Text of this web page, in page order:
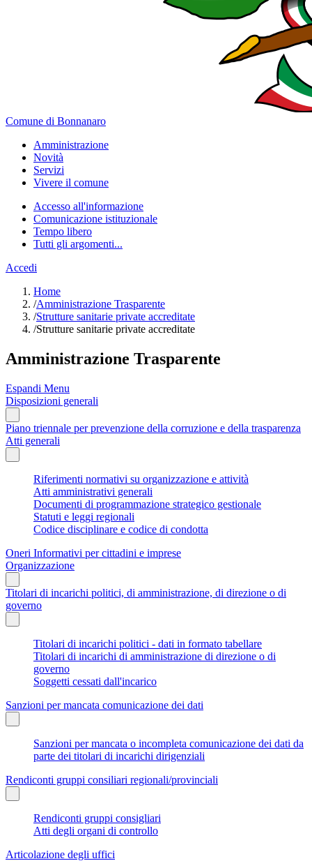
Comune di Bonnanaro
Amministrazione
Novità
Servizi
Vivere il comune
Accesso all'informazione
Comunicazione istituzionale
Tempo libero
Tutti gli argomenti...
Accedi
Home
/Amministrazione Trasparente
/Strutture sanitarie private accreditate
/Strutture sanitarie private accreditate
Amministrazione Trasparente
Espandi Menu
Disposizioni generali
Piano triennale per prevenzione della corruzione e della trasparenza
Atti generali
Riferimenti normativi su organizzazione e attività
Atti amministrativi generali
Documenti di programmazione strategico gestionale
Statuti e leggi regionali
Codice disciplinare e codice di condotta
Oneri Informativi per cittadini e imprese
Organizzazione
Titolari di incarichi politici, di amministrazione, di direzione o di
governo
Titolari di incarichi politici - dati in formato tabellare
Titolari di incarichi di amministrazione di direzione o di
governo
Soggetti cessati dall'incarico
Sanzioni per mancata comunicazione dei dati
Sanzioni per mancata o incompleta comunicazione dei dati da
parte dei titolari di incarichi dirigenziali
Rendiconti gruppi consiliari regionali/provinciali
Rendiconti gruppi consigliari
Atti degli organi di controllo
Articolazione degli uffici